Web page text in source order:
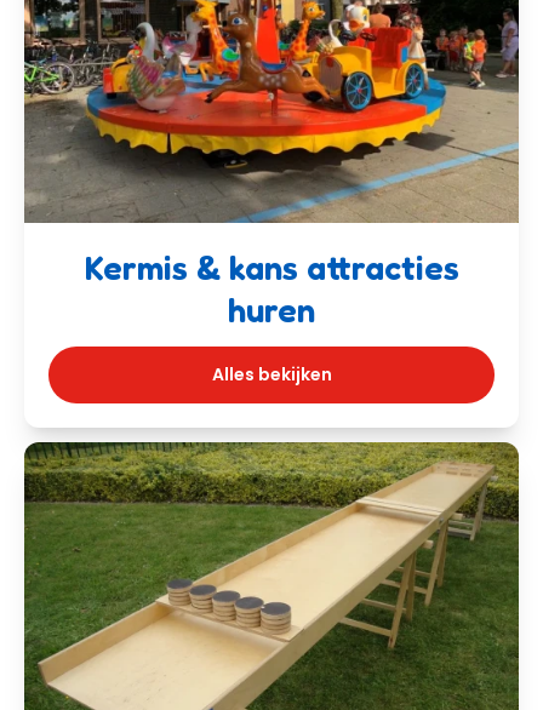
Kermis & kans attracties
huren
Alles bekijken